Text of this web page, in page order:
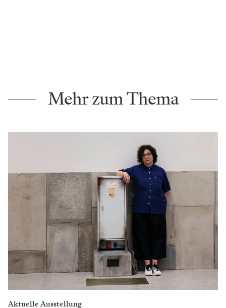
Mehr zum Thema
Aktuelle Ausstellung